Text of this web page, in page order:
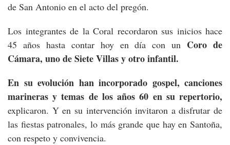
de San Antonio en el acto del pregón.
Los integrantes de la Coral recordaron sus inicios hace
45 años hasta contar hoy en día con un Coro de
Cámara, uno de Siete Villas y otro infantil.
En su evolución han incorporado gospel, canciones
marineras y temas de los años 60 en su repertorio,
explicaron. Y en su intervención invitaron a disfrutar de
las fiestas patronales, lo más grande que hay en Santoña,
con respeto y convivencia.